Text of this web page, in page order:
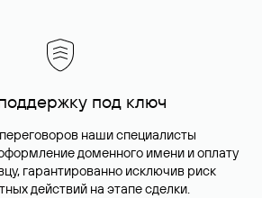
под ключ
наши специалисты
доменного имени и оплату
гарантированно исключив риск
действий на этапе сделки.